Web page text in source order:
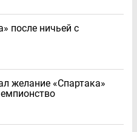
после ничьей с
желание «Спартака»